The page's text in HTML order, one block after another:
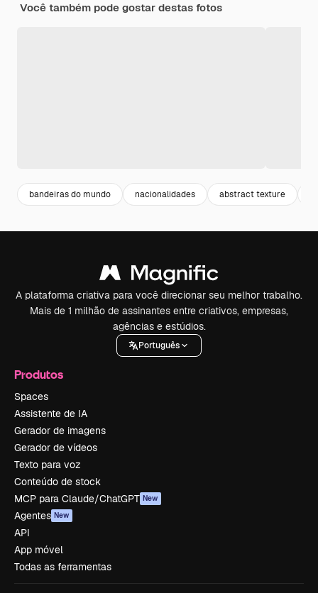
Você também pode gostar destas fotos
bandeiras do mundo nacionalidades abstract texture
A plataforma criativa para você direcionar seu melhor trabalho.
Mais de 1 milhão de assinantes entre criativos, empresas,
agências e estúdios.
Português
Produtos
Spaces
Assistente de IA
Gerador de imagens
Gerador de vídeos
Texto para voz
Conteúdo de stock
MCP para Claude/ChatGPT New
Agentes New
API
App móvel
Todas as ferramentas